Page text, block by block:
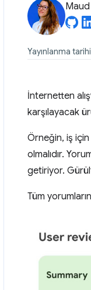
Yayınlanma
İnternetten
karşılayacak
Örneğin, iş için
olmalıdır.
getiriyor.
Tüm